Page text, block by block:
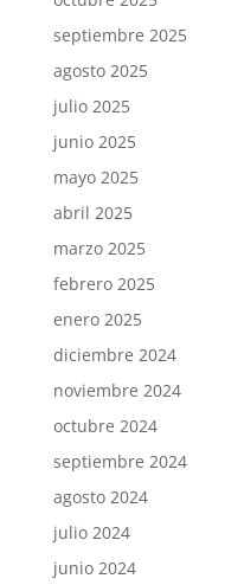
septiembre 2025
agosto 2025
julio 2025
junio 2025
mayo 2025
abril 2025
marzo 2025
febrero 2025
enero 2025
diciembre 2024
noviembre 2024
octubre 2024
septiembre 2024
agosto 2024
julio 2024
junio 2024